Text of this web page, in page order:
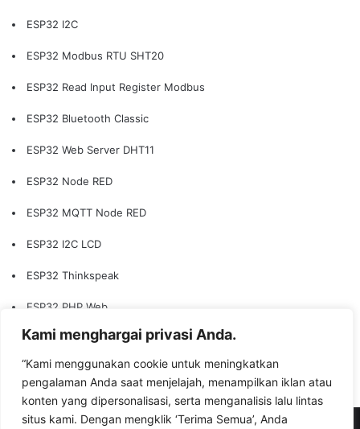
Kami menghargai privasi Anda.
“Kami menggunakan cookie untuk meningkatkan
pengalaman Anda saat menjelajah, menampilkan iklan atau
konten yang dipersonalisasi, serta menganalisis lalu lintas
situs kami. Dengan mengklik ‘Terima Semua’, Anda
ESP32 I2C
ESP32 Modbus RTU SHT20
ESP32 Read Input Register Modbus
ESP32 Bluetooth Classic
ESP32 Web Server DHT11
ESP32 Node RED
ESP32 MQTT Node RED
ESP32 I2C LCD
ESP32 Thinkspeak
ESP32 PHP Web
ESP32 Web Server LED
ESP32 Edge Computing